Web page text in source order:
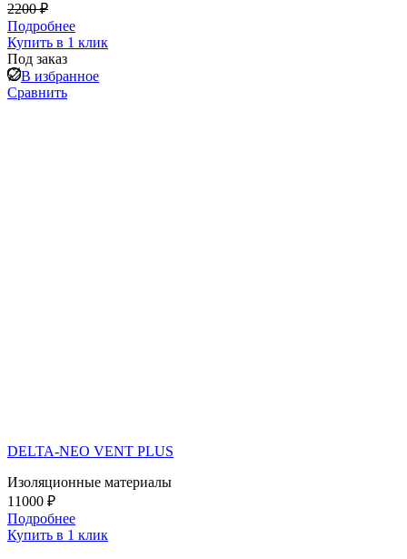
2200 ₽
Подробнее
Купить в 1 клик
Под заказ
В избранное
Сравнить
DELTA-NEO VENT PLUS
Изоляционные материалы
11000 ₽
Подробнее
Купить в 1 клик